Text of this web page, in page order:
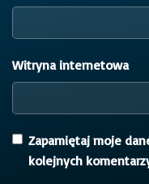
Witryna internetowa
Zapamiętaj moje
kolejnych